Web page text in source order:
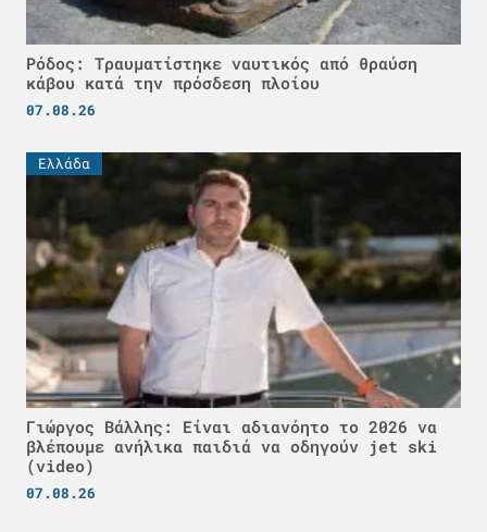
Ρόδος: Τραυματίστηκε ναυτικός από θραύση
κάβου κατά την πρόσδεση πλοίου
07.08.26
Ελλάδα
Γιώργος Βάλλης: Είναι αδιανόητο το 2026 να
βλέπουμε ανήλικα παιδιά να οδηγούν jet ski
(video)
07.08.26